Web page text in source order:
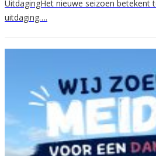
UitdagingHet nieuwe seizoen betekent
uitdaging….